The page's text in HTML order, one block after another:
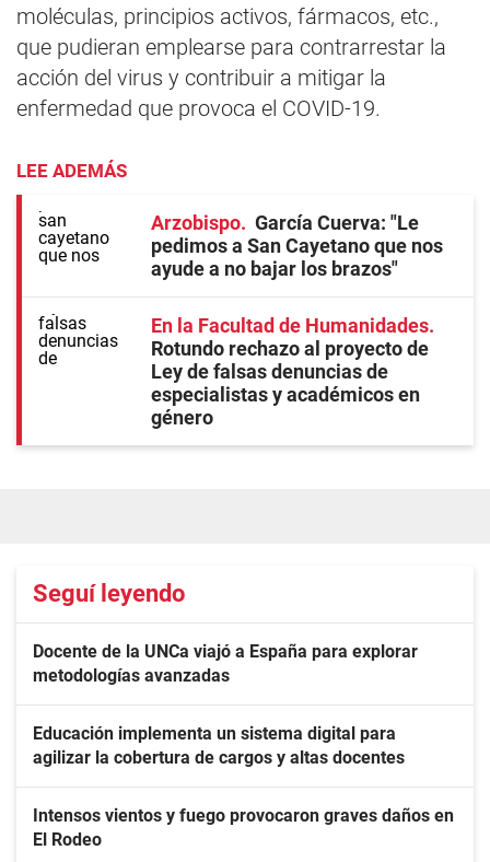
moléculas, principios activos, fármacos, etc.,
que pudieran emplearse para contrarrestar la
acción del virus y contribuir a mitigar la
enfermedad que provoca el COVID-19.
LEE ADEMÁS
Arzobispo
García Cuerva: "Le
pedimos a San Cayetano que nos
ayude a no bajar los brazos"
En la Facultad de Humanidades
Rotundo rechazo al proyecto de
Ley de falsas denuncias de
especialistas y académicos en
género
Seguí leyendo
Docente de la UNCa viajó a España para explorar
metodologías avanzadas
Educación implementa un sistema digital para
agilizar la cobertura de cargos y altas docentes
Intensos vientos y fuego provocaron graves daños en
El Rodeo